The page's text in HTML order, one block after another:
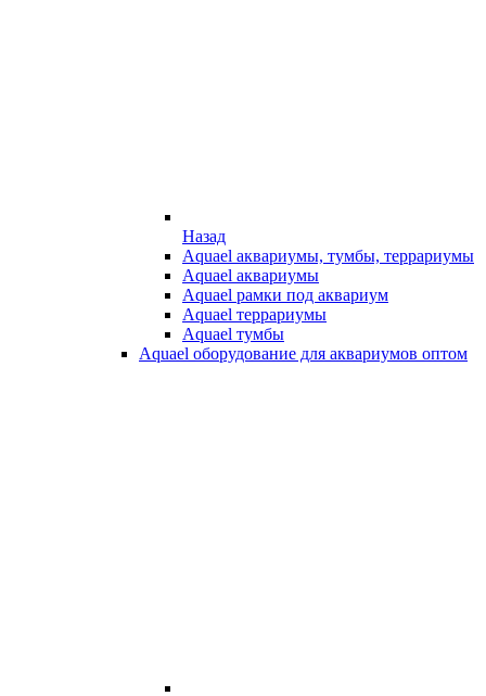
Назад
Aquael аквариумы, тумбы, террариумы
Aquael аквариумы
Aquael рамки под аквариум
Aquael террариумы
Aquael тумбы
Aquael оборудование для аквариумов оптом